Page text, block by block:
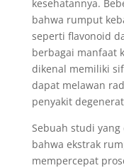
kesehatannya.
bahwa rumput
seperti flavonoid
berbagai manfaat
dikenal memiliki
dapat melawan
penyakit
Sebuah studi
bahwa ekstrak
mempercepat